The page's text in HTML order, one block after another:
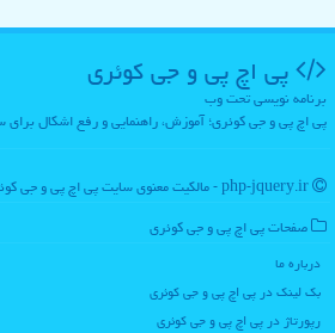
پی اچ پی و جی كوئری
برنامه نویسی تحت وب
پی اچ پی و جی کوئری؛ آموزش، راهنمایی و رفع اشکال
صفحات پی اچ پی و جی كوئری
درباره ما
بک لینک در پی اچ پی و جی كوئری
رپورتاژ در پی اچ پی و جی كوئری